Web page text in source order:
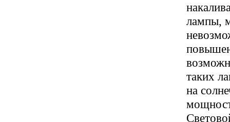
лампы,
таких
на